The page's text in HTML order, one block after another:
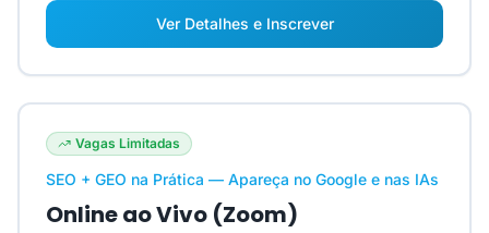
Ver Detalhes e Inscrever
Vagas Limitadas
SEO + GEO na Prática — Apareça no Google e nas IAs
Online ao Vivo (Zoom)